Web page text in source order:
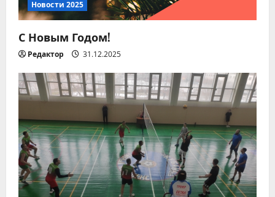
с
я
м
Новости 2025
С Новым Годом!
Редактор 31.12.2025